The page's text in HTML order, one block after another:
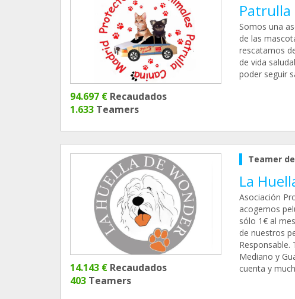
94.697 € Recaudados
1.633 Teamers
Patrulla
Somos una
de las
rescatamos
de vida
poder seguir
14.143 € Recaudados
403 Teamers
Teamer
La
Asociación
acogemos
sólo 1€ al
de nuestros
Mediano y
cuenta y